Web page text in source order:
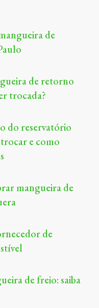
de
de retorno
trocada?
do reservatório
e como
mangueira de
de
de freio: saiba